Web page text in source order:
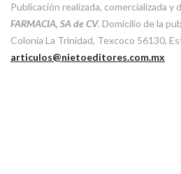
Publicación realizada, comercializada y
FARMACIA, SA de CV. Domicilio de la
Colonia La Trinidad, Texcoco 56130,
articulos@nietoeditores.com.mx